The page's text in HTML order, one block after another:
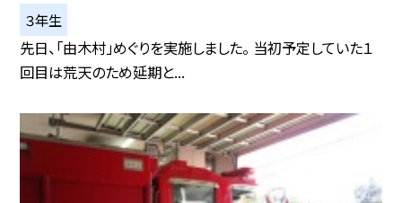
３年生
先日、「由木村」めぐりを実施しました。 当初予定していた１
回目は荒天のため延期と...